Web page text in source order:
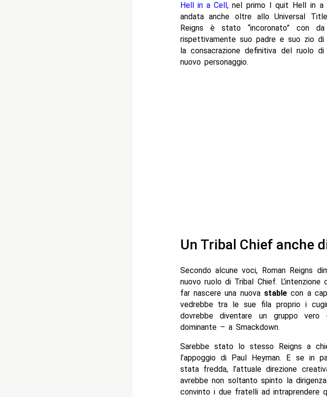
Hell in a Cell, nel primo I quit Hell in a
andata anche oltre allo Universal
Reigns è stato “incoronato” con da
rispettivamente suo padre e suo zio
la consacrazione definitiva del ruolo
nuovo personaggio.
Un Tribal Chief anche
Secondo alcune voci, Roman Reigns
nuovo ruolo di Tribal Chief.
far nascere una nuova stable con a
vedrebbe tra le sue fila proprio i
dovrebbe diventare un gruppo
dominante – a Smackdown.
Sarebbe stato lo stesso Reigns a
l’appoggio di Paul Heyman. E se in
stata fredda, l’attuale direzione
avrebbe non soltanto spinto la
convinto i due fratelli ad intraprendere